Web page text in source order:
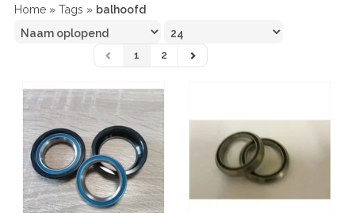
Home » Tags » balhoofd
1 2